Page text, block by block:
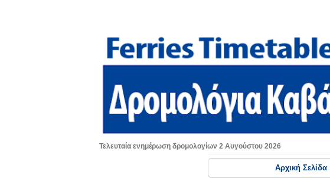
Τελευταία ενημέρωση δρομολογίων 2 Αυγούστου 2026
Αρχική Σελίδα